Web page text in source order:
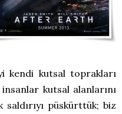
kendi kutsal toprakları
kutsal alanlarını
püskürttük; biz